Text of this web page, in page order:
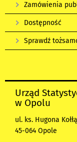
Zamówienia
Dostępność
Sprawdź
Urząd
w Opolu
ul. ks. Hugona
45-064 Opole